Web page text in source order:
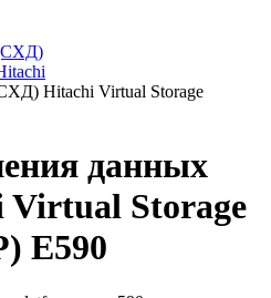
Hitachi Virtual Storage
данных
Storage
E590